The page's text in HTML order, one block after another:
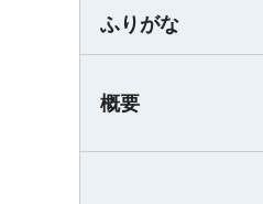
ふりがな
概要